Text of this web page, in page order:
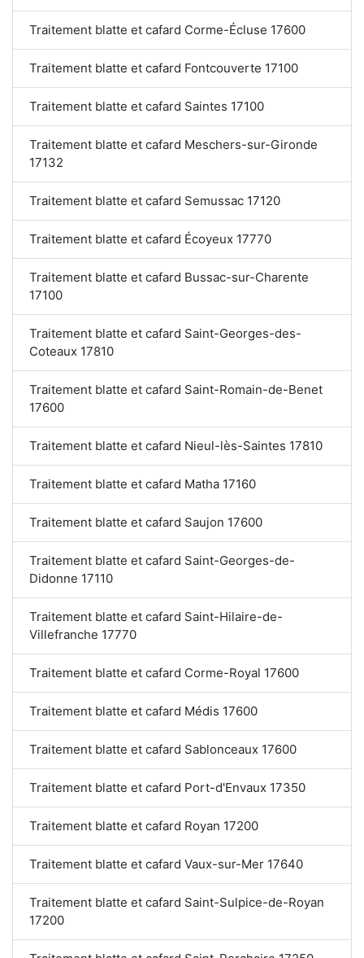
Traitement blatte et cafard Corme-Écluse 17600
Traitement blatte et cafard Fontcouverte 17100
Traitement blatte et cafard Saintes 17100
Traitement blatte et cafard Meschers-sur-Gironde
17132
Traitement blatte et cafard Semussac 17120
Traitement blatte et cafard Écoyeux 17770
Traitement blatte et cafard Bussac-sur-Charente
17100
Traitement blatte et cafard Saint-Georges-des-
Coteaux 17810
Traitement blatte et cafard Saint-Romain-de-Benet
17600
Traitement blatte et cafard Nieul-lès-Saintes 17810
Traitement blatte et cafard Matha 17160
Traitement blatte et cafard Saujon 17600
Traitement blatte et cafard Saint-Georges-de-
Didonne 17110
Traitement blatte et cafard Saint-Hilaire-de-
Villefranche 17770
Traitement blatte et cafard Corme-Royal 17600
Traitement blatte et cafard Médis 17600
Traitement blatte et cafard Sablonceaux 17600
Traitement blatte et cafard Port-d'Envaux 17350
Traitement blatte et cafard Royan 17200
Traitement blatte et cafard Vaux-sur-Mer 17640
Traitement blatte et cafard Saint-Sulpice-de-Royan
17200